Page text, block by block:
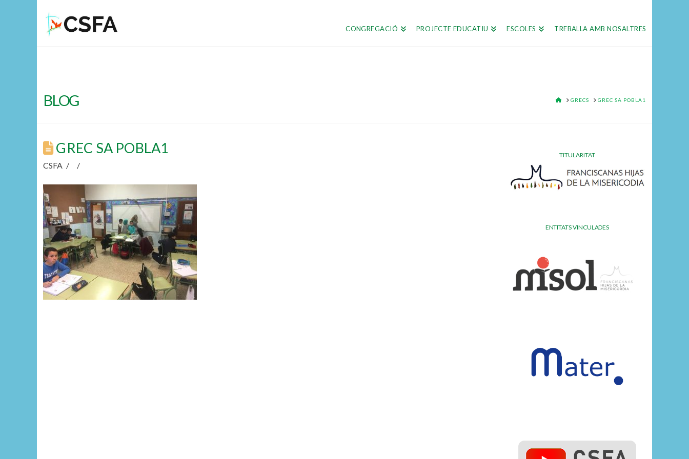
CONGREGACIÓ PROJECTE EDUCATIU ESCOLES TREBALLA AMB NOSALTRES
BLOG HOMEGRECS GREC SA POBLA1
GREC SA POBLA1
CSFA
TITULARITAT
ENTITATS VINCULADES